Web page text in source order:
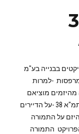
בבנייה בע"מ
לתמ"א 38 ומרפסות -למרות
מוציאם
לפועל פרויקטים של תמ"א 38 -על הדיירים
על התמורה
התמורה